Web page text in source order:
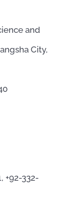
and
City,
+92-332-